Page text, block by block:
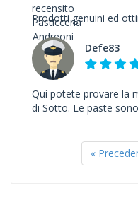
Prodotti genuini ed
Defe83
Qui potete provare la
di Sotto. Le paste
«